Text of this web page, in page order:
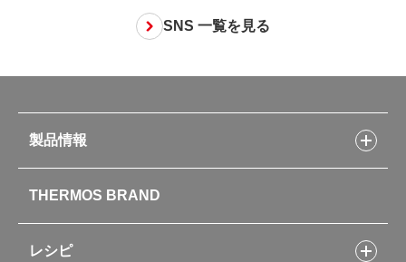
SNS 一覧を見る
製品情報
水筒
お弁当
キッチン用品
THERMOS BRAND
レシピ